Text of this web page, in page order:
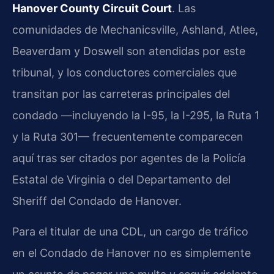
Hanover County Circuit Court. Las
comunidades de Mechanicsville, Ashland, Atlee,
Beaverdam y Doswell son atendidas por este
tribunal, y los conductores comerciales que
transitan por las carreteras principales del
condado —incluyendo la I-95, la I-295, la Ruta 1
y la Ruta 301— frecuentemente comparecen
aquí tras ser citados por agentes de la Policía
Estatal de Virginia o del Departamento del
Sheriff del Condado de Hanover.
Para el titular de una CDL, un cargo de tráfico
en el Condado de Hanover no es simplemente